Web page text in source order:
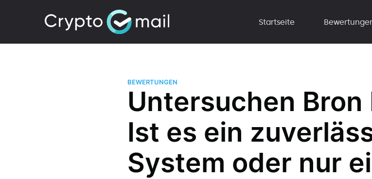
Startseite
BEWERTUNGEN
Untersuchen
Ist es ein
System oder nur